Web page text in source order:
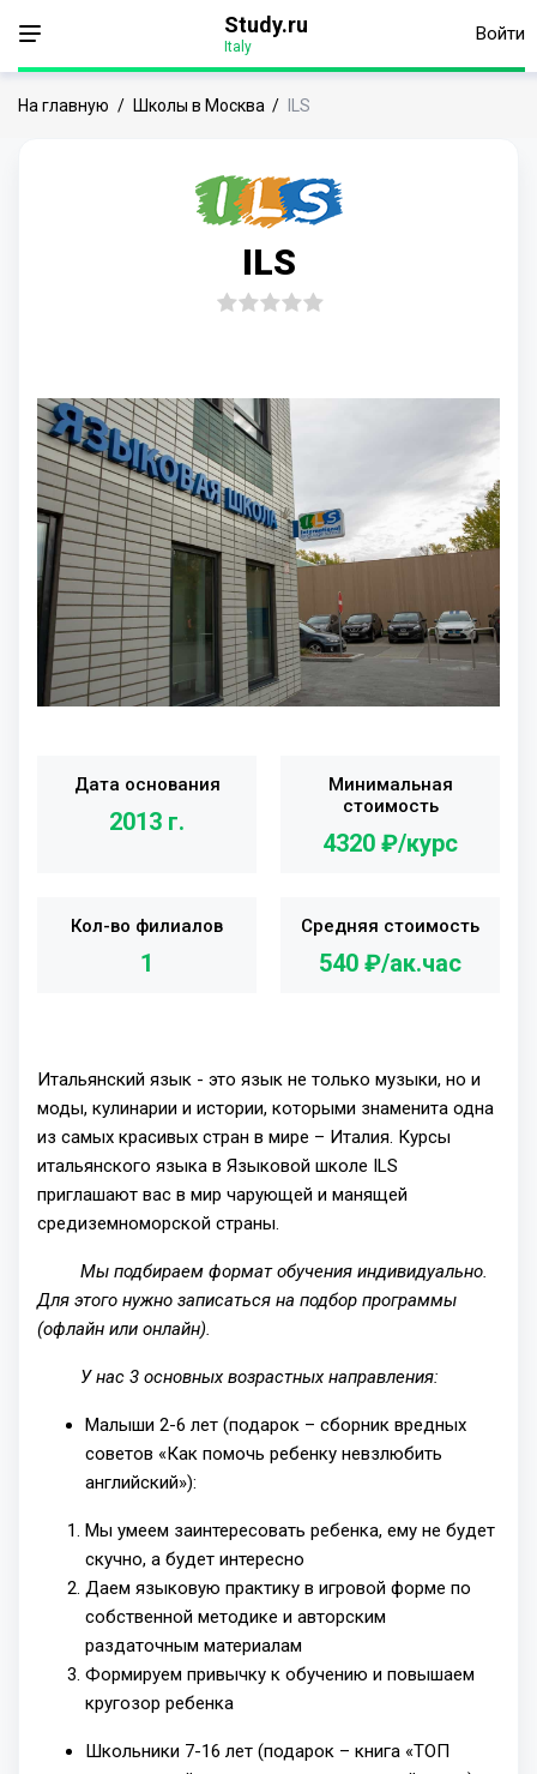
Study.ru
Italy
Войти
На главную / Школы в Москва / ILS
ILS
Дата основания
2013 г.
Минимальная
стоимость
4320 ₽/курс
Кол-во филиалов
1
Средняя стоимость
540 ₽/ак.час
Итальянский язык - это язык не только музыки, но и
моды, кулинарии и истории, которыми знаменита одна
из самых красивых стран в мире – Италия. Курсы
итальянского языка в Языковой школе ILS
приглашают вас в мир чарующей и манящей
средиземноморской страны.
Мы подбираем формат обучения индивидуально.
Для этого нужно записаться на подбор программы
(офлайн или онлайн).
У нас 3 основных возрастных направления:
Малыши 2-6 лет (подарок – сборник вредных
советов «Как помочь ребенку невзлюбить
английский»):
Мы умеем заинтересовать ребенка, ему не будет
скучно, а будет интересно
Даем языковую практику в игровой форме по
собственной методике и авторским
раздаточным материалам
Формируем привычку к обучению и повышаем
кругозор ребенка
Школьники 7-16 лет (подарок – книга «ТОП